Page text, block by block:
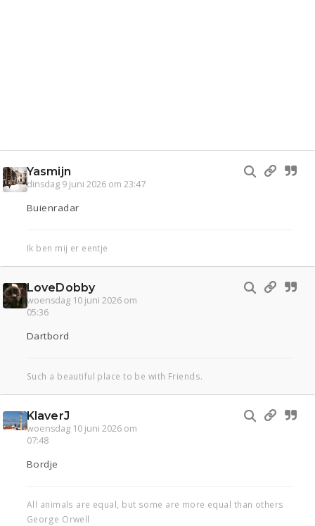
Yasmijn
dinsdag 9 juni 2026 om 23:47
Buienradar
Ik ben mij er eentje
LoveDobby
woensdag 10 juni 2026 om
05:36
Dartbord
Such a beautiful place to be with Friends.
KlaverJ
woensdag 10 juni 2026 om
07:48
Bordje
All animals are equal, but some are more equal than others
George Orwell